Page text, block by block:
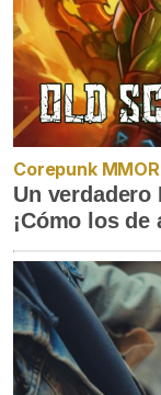
Corepunk
Un verdadero
¡Cómo los